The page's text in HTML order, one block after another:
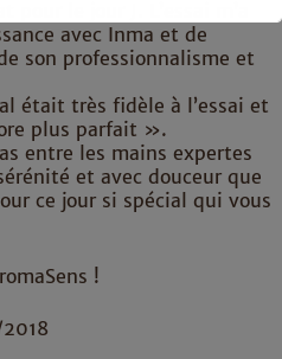
avec Inma et de
son professionnalisme et
était très fidèle à l’essai et
plus parfait ».
entre les mains expertes
et avec douceur que
ce jour si spécial qui vous
!
16